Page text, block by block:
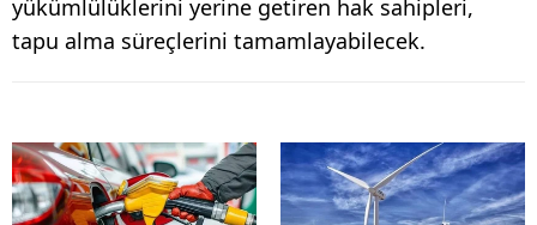
yükümlülüklerini yerine getiren hak sahipleri,
tapu alma süreçlerini tamamlayabilecek.